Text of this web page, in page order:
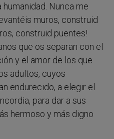
Nunca me
muros, construid
construid puentes!
que os separan con el
y el amor de los que
adultos, cuyos
endurecido, a elegir el
para dar a sus
hermoso y más digno